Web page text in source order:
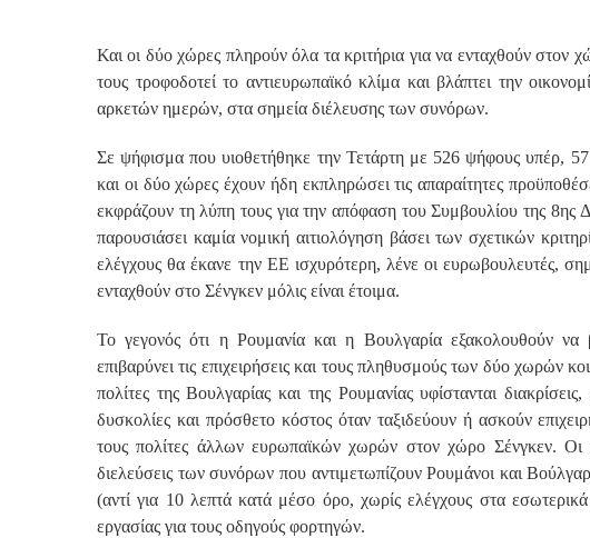
Και οι δύο χώρες πληρούν όλα τα κριτήρια για να ενταχθούν
τους τροφοδοτεί το αντιευρωπαϊκό κλίμα και βλάπτει την
αρκετών ημερών, στα σημεία διέλευσης των συνόρων.
Σε ψήφισμα που υιοθετήθηκε την Τετάρτη με 526 ψήφους υπέρ, 57
και οι δύο χώρες έχουν ήδη εκπληρώσει τις απαραίτητες
εκφράζουν τη λύπη τους για την απόφαση του Συμβουλίου της 8ης
παρουσιάσει καμία νομική αιτιολόγηση βάσει των σχετικών
ελέγχους θα έκανε την ΕΕ ισχυρότερη, λένε οι ευρωβουλευτές,
ενταχθούν στο Σένγκεν μόλις είναι έτοιμα.
Το γεγονός ότι η Ρουμανία και η Βουλγαρία εξακολουθούν να
επιβαρύνει τις επιχειρήσεις και τους πληθυσμούς των δύο χωρών
πολίτες της Βουλγαρίας και της Ρουμανίας υφίστανται
δυσκολίες και πρόσθετο κόστος όταν ταξιδεύουν ή ασκούν
τους πολίτες άλλων ευρωπαϊκών χωρών στον χώρο Σένγκεν. Οι
διελεύσεις των συνόρων που αντιμετωπίζουν Ρουμάνοι και
(αντί για 10 λεπτά κατά μέσο όρο, χωρίς ελέγχους στα
εργασίας για τους οδηγούς φορτηγών.